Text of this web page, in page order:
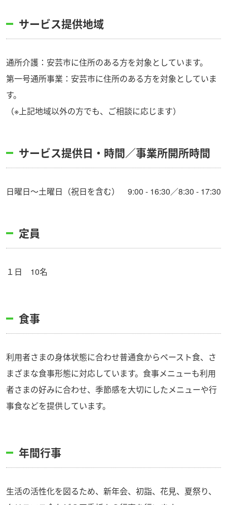
サービス提供地域
通所介護：安芸市に住所のある方を対象としています。
第一号通所事業：安芸市に住所のある方を対象としていま
す。
（※上記地域以外の方でも、ご相談に応じます）
サービス提供日・時間／事業所開所時間
日曜日～土曜日（祝日を含む） 9:00 - 16:30／8:30 - 17:30
定員
１日 10名
食事
利用者さまの身体状態に合わせ普通食からペースト食、さ
まざまな食事形態に対応しています。食事メニューも利用
者さまの好みに合わせ、季節感を大切にしたメニューや行
事食などを提供しています。
年間行事
生活の活性化を図るため、新年会、初詣、花見、夏祭り、